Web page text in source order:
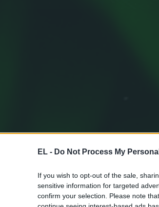
EL - Do Not Process My
If you wish to opt-out of the sale,
sensitive information for targeted
confirm your selection. Please note